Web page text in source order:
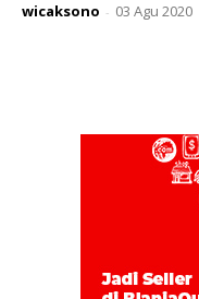
wicaksono - 03 Agu 2020